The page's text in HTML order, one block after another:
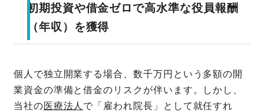
初期投資や借金ゼロで高水準な役員報酬
（年収）を獲得
個人で独立開業する場合、数千万円という多額の開
業資金の準備と借金のリスクが伴います。しかし、
当社の医療法人 で「雇われ院長」として就任すれ